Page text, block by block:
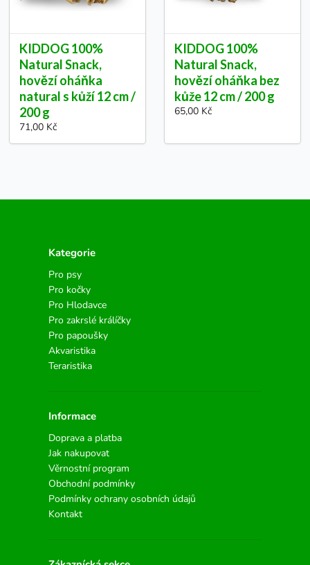
KIDDOG 100%
Natural Snack,
hovězí oháňka
natural s kůží 12 cm /
200 g
71,00 Kč
KIDDOG 100%
Natural Snack,
hovězí oháňka bez
kůže 12 cm / 200 g
65,00 Kč
Kategorie
Pro psy
Pro kočky
Pro Hlodavce
Pro zakrslé králíčky
Pro papoušky
Akvaristika
Teraristika
Informace
Doprava a platba
Jak nakupovat
Věrnostní program
Obchodní podmínky
Podmínky ochrany osobních údajů
Kontakt